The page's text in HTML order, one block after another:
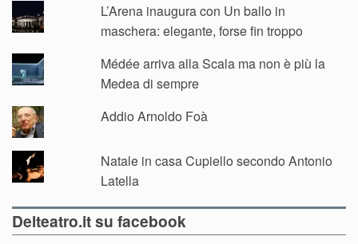
L’Arena inaugura con Un ballo in
maschera: elegante, forse fin troppo
Médée arriva alla Scala ma non è più la
Medea di sempre
Addio Arnoldo Foà
Natale in casa Cupiello secondo Antonio
Latella
Delteatro.it su facebook